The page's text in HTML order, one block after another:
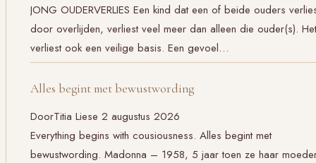
JONG OUDERVERLIES Een kind dat een of beide ouders
door overlijden, verliest veel meer dan alleen die ouder(s). Het
verliest ook een veilige basis. Een gevoel…
Alles begint met bewustwording
DoorTitia Liese 2 augustus 2026
Everything begins with cousiousness. Alles begint met
bewustwording. Madonna – 1958, 5 jaar toen ze haar